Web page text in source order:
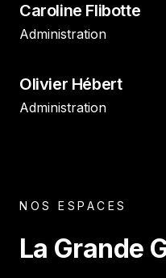
Caroline Flibotte
Administration
Olivier Hébert
Administration
NOS ESPACES
La Grande